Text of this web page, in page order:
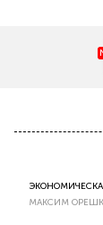
МАКСИМ